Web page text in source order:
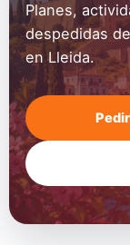
Planes,
despedidas
en Lleida.